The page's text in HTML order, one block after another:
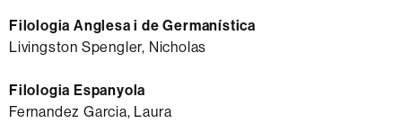
Filologia Anglesa i de Germanística
Livingston Spengler, Nicholas
Filologia Espanyola
Fernandez Garcia, Laura